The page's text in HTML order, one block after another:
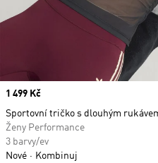
Price
1 499 Kč
Sportovní tričko s dlouhým
Ženy Performance
3 barvy/ev
Nové
Kombinuj